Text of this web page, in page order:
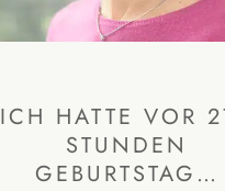
ICH HATTE VOR
STUNDEN
GEBURTSTAG…